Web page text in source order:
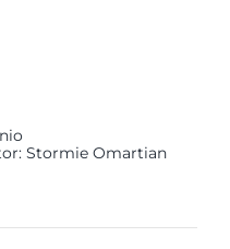
Stormie Omartian